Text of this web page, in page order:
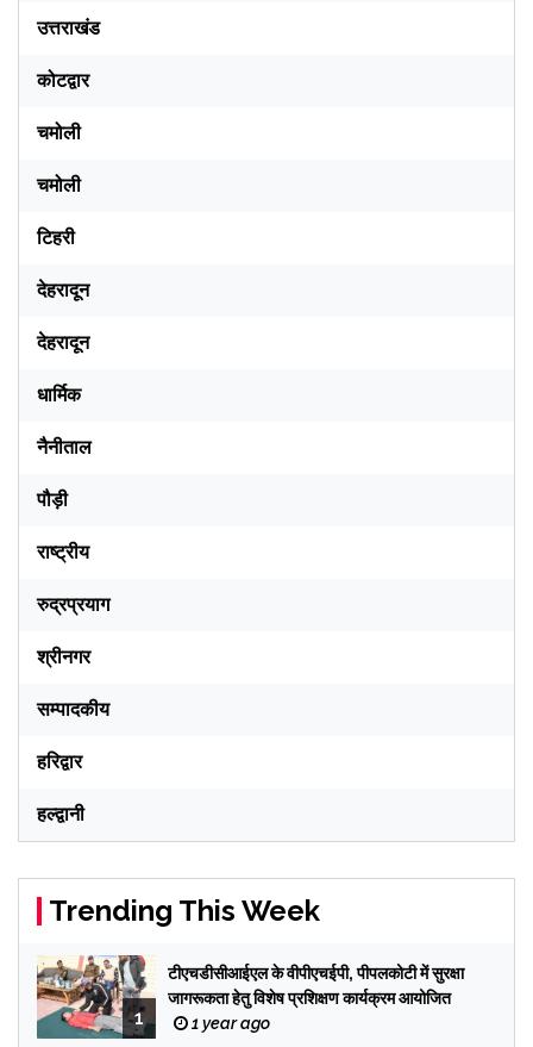
उत्तराखंड
कोटद्वार
चमोली
चमोली
टिहरी
देहरादून
देहरादून
धार्मिक
नैनीताल
पौड़ी
राष्ट्रीय
रुद्रप्रयाग
श्रीनगर
सम्पादकीय
हरिद्वार
हल्द्वानी
Trending This Week
1
टीएचडीसीआईएल के वीपीएचईपी, पीपलकोटी में सुरक्षा
जागरूकता हेतु विशेष प्रशिक्षण कार्यक्रम आयोजित
1 year ago